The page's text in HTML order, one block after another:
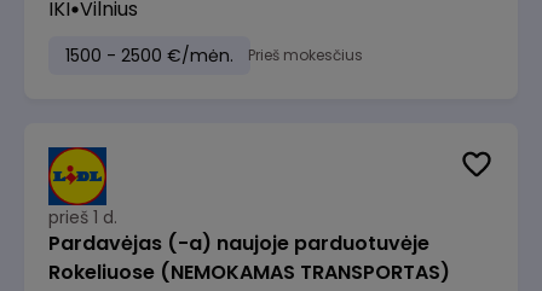
IKI Vilnius
1500 - 2500 €/mėn. Prieš mokesčius
prieš 1 d.
Pardavėjas (-a) naujoje parduotuvėje
Rokeliuose (NEMOKAMAS TRANSPORTAS)